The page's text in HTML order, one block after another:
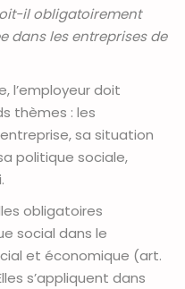
il obligatoirement
dans les entreprises de
l’employeur doit
thèmes : les
sa situation
politique sociale,
obligatoires
social dans le
et économique (art.
s’appliquent dans